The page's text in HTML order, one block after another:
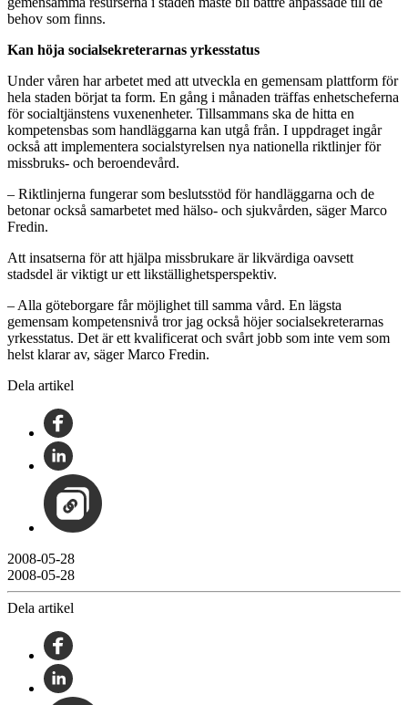
behov som finns.
Kan höja socialsekreterarnas yrkesstatus
Under våren har arbetet med att utveckla en gemensam plattform för
hela staden börjat ta form. En gång i månaden träffas enhetscheferna
för socialtjänstens vuxenenheter. Tillsammans ska de hitta en
kompetensbas som handläggarna kan utgå från. I uppdraget ingår
också att implementera socialstyrelsen nya nationella riktlinjer för
missbruks- och beroendevård.
– Riktlinjerna fungerar som beslutsstöd för handläggarna och de
betonar också samarbetet med hälso- och sjukvården, säger Marco
Fredin.
Att insatserna för att hjälpa missbrukare är likvärdiga oavsett
stadsdel är viktigt ur ett likställighetsperspektiv.
– Alla göteborgare får möjlighet till samma vård. En lägsta
gemensam kompetensnivå tror jag också höjer socialsekreterarnas
yrkesstatus. Det är ett kvalificerat och svårt jobb som inte vem som
helst klarar av, säger Marco Fredin.
Dela artikel
2008-05-28
2008-05-28
Dela artikel